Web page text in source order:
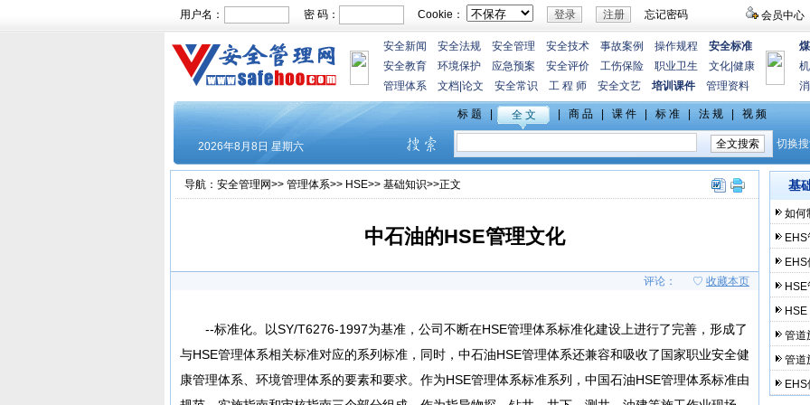
会员中心
用户名： 密 码： Cookie： 忘记密码
安全新闻 安全法规 安全管理 安全技术 事故案例 操作规程
安全标准
安全教育
环境保护 应急预案 安全评价 工伤保险 职业卫生 文化 健康
管理体系
文档 论文 安全常识 工 程 师 安全文艺 培训课件 管理资料
导航： 安全管理网>> 管理体系>> HSE>> 基础知识>>正文
中石油的HSE管理文化
评论： ♡ 收藏本页
--标准化。以SY/T6276-1997为基准，公司不断在HSE管理体系标准化建设上进行了完善，形成了
与HSE管理体系相关标准对应的系列标准，同时，中石油HSE管理体系还兼容和吸收了国家职业安全健
康管理体系、环境管理体系的要素和要求。作为HSE管理体系标准系列，中国石油HSE管理体系标准由
基
如何
管道
管道